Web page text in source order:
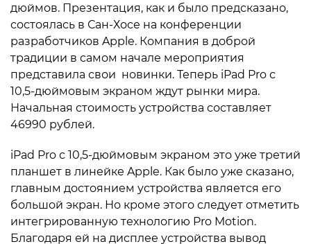
дюймов. Презентация, как и было предсказано,
состоялась в Сан-Хосе на конференции
разработчиков Apple. Компания в доброй
традиции в самом начале мероприятия
представила свои новинки. Теперь iPad Pro с
10,5-дюймовым экраном ждут рынки мира.
Начальная стоимость устройства составляет
46990 рублей.
iPad Pro с 10,5-дюймовым экраном это уже третий
планшет в линейке Apple. Как было уже сказано,
главным достоянием устройства является его
большой экран. Но кроме этого следует отметить
интегрированную технологию Pro Motion.
Благодаря ей на дисплее устройства вывод